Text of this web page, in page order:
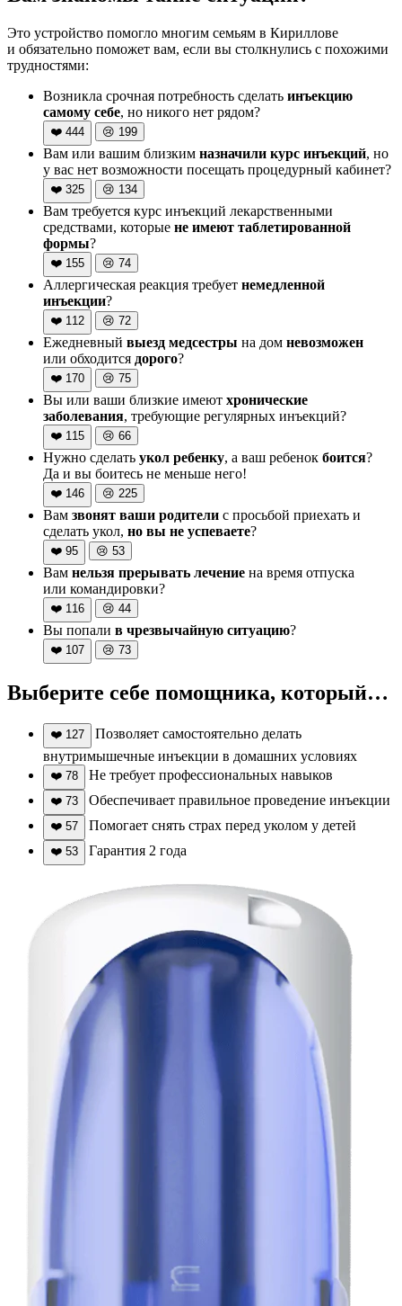
Это устройство помогло многим семьям в Кириллове
и обязательно поможет вам, если вы столкнулись с похожими
трудностями:
Возникла срочная потребность сделать инъекцию
самому себе, но никого нет рядом?
❤️ 444 😢 199
Вам или вашим близким назначили курс инъекций, но
у вас нет возможности посещать процедурный кабинет?
❤️ 325 😢 134
Вам требуется курс инъекций лекарственными
средствами, которые не имеют таблетированной
формы?
❤️ 155 😢 74
Аллергическая реакция требует немедленной
инъекции?
❤️ 112 😢 72
Ежедневный выезд медсестры на дом невозможен
или обходится дорого?
❤️ 170 😢 75
Вы или ваши близкие имеют хронические
заболевания, требующие регулярных инъекций?
❤️ 115 😢 66
Нужно сделать укол ребенку, а ваш ребенок боится?
Да и вы боитесь не меньше него!
❤️ 146 😢 225
Вам звонят ваши родители с просьбой приехать и
сделать укол, но вы не успеваете?
❤️ 95 😢 53
Вам нельзя прерывать лечение на время отпуска
или командировки?
❤️ 116 😢 44
Вы попали в чрезвычайную ситуацию?
❤️ 107 😢 73
Выберите себе помощника, который…
❤️ 127
Позволяет самостоятельно делать
внутримышечные инъекции в домашних условиях
❤️ 78 Не требует профессиональных навыков
❤️ 73 Обеспечивает правильное проведение инъекции
❤️ 57 Помогает снять страх перед уколом у детей
❤️ 53 Гарантия 2 года